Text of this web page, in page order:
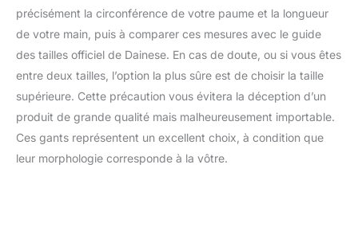
précisément la circonférence de votre paume et la longueur
de votre main, puis à comparer ces mesures avec le guide
des tailles officiel de Dainese. En cas de doute, ou si vous êtes
entre deux tailles, l’option la plus sûre est de choisir la taille
supérieure. Cette précaution vous évitera la déception d’un
produit de grande qualité mais malheureusement importable.
Ces gants représentent un excellent choix, à condition que
leur morphologie corresponde à la vôtre.